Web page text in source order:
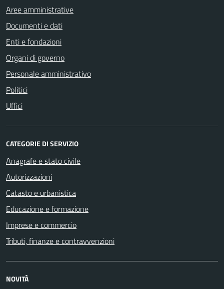
Aree amministrative
Documenti e dati
Enti e fondazioni
Organi di governo
Personale amministrativo
Politici
Uffici
CATEGORIE DI SERVIZIO
Anagrafe e stato civile
Autorizzazioni
Catasto e urbanistica
Educazione e formazione
Imprese e commercio
Tributi, finanze e contravvenzioni
NOVITÀ